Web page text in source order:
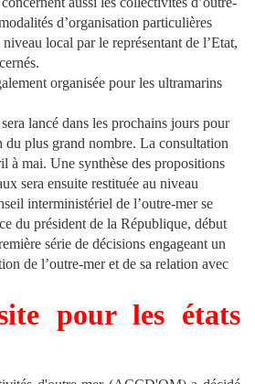
d’organisation particulières
local par le représentant de l’Etat,
organisée pour les ultramarins
lancé dans les prochains jours pour
du plus grand nombre. La consultation
à mai. Une synthèse des propositions
sera ensuite restituée au niveau
interministériel de l’outre-mer se
du président de la République, début
série de décisions engageant un
de l’outre-mer et de sa relation avec
pour les états